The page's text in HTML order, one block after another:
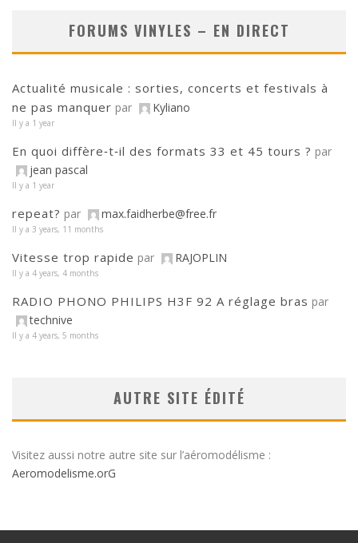
FORUMS VINYLES – EN DIRECT
Actualité musicale : sorties, concerts et festivals à
ne pas manquer par Kyliano
Il y a 1 year
En quoi diffère‑t‑il des formats 33 et 45 tours ? par
jean pascal
Il y a 1 year
repeat? par max.faidherbe@free.fr
Il y a 3 years, 11 months
Vitesse trop rapide par RAJOPLIN
Il y a 4 years, 4 months
RADIO PHONO PHILIPS H3F 92 A réglage bras par
technive
Il y a 4 years, 5 months
AUTRE SITE ÉDITÉ
Visitez aussi notre autre site sur l’aéromodélisme :
Aeromodelisme.orG